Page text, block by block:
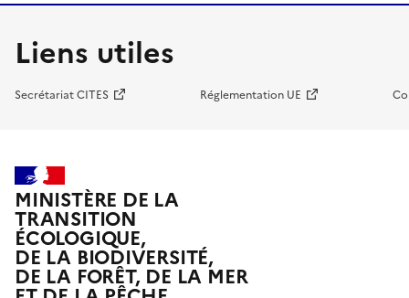
Liens utiles
Secrétariat CITES Réglementation UE
MINISTÈRE DE LA
TRANSITION
ÉCOLOGIQUE,
DE LA BIODIVERSITÉ,
DE LA FORÊT, DE LA MER